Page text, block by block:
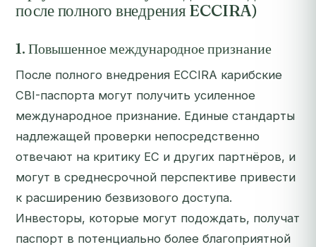
после полного внедрения ECCIRA)
1. Повышенное международное признание
После полного внедрения ECCIRA карибские
CBI-паспорта могут получить усиленное
международное признание. Единые стандарты
надлежащей проверки непосредственно
отвечают на критику ЕС и других партнёров, и
могут в среднесрочной перспективе привести
к расширению безвизового доступа.
Инвесторы, которые могут подождать, получат
паспорт в потенциально более благоприятной